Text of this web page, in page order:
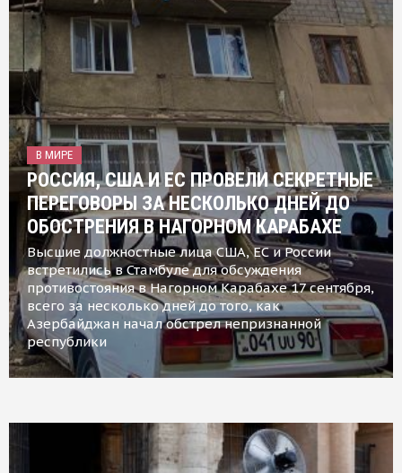
В МИРЕ
РОССИЯ, США И ЕС ПРОВЕЛИ СЕКРЕТНЫЕ
ПЕРЕГОВОРЫ ЗА НЕСКОЛЬКО ДНЕЙ ДО
ОБОСТРЕНИЯ В НАГОРНОМ КАРАБАХЕ
Высшие должностные лица США, ЕС и России
встретились в Стамбуле для обсуждения
противостояния в Нагорном Карабахе 17 сентября,
всего за несколько дней до того, как
Азербайджан начал обстрел непризнанной
республики